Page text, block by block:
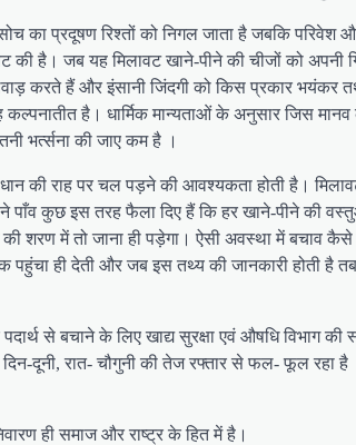
का प्रदूषण रिश्तों को निगल जाता है जबकि
की है। जब यह मिलावट खाने-पीने की चीजों को अपनी
करते हैं और इंसानी जिंदगी को किस प्रकार भयंकर
है। धार्मिक मान्यताओं के अनुसार जिस
भर्त्सना की जाए कम है ।
की राह पर चल पड़ने की आवश्यकता होती है।
पाँव कुछ इस तरह फैला दिए हैं कि हर खाने-पीने की
में तो जाना ही पड़ेगा। ऐसी अवस्था में बचाव कैसे
पहुंचा ही देती और जब इस तथ्य की जानकारी होती है
से बचाने के लिए खाद्य सुरक्षा एवं औषधि विभाग की
दिन-दूनी, रात- चौगुनी की तेज रफ्तार से फल- फूल
ही समाज और राष्ट्र के हित में है।